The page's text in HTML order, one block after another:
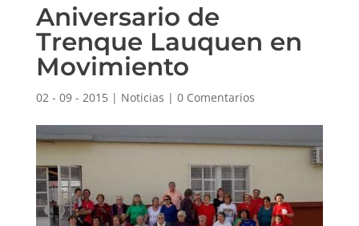
Aniversario de
Trenque Lauquen en
Movimiento
02 - 09 - 2015| Noticias | 0 Comentarios